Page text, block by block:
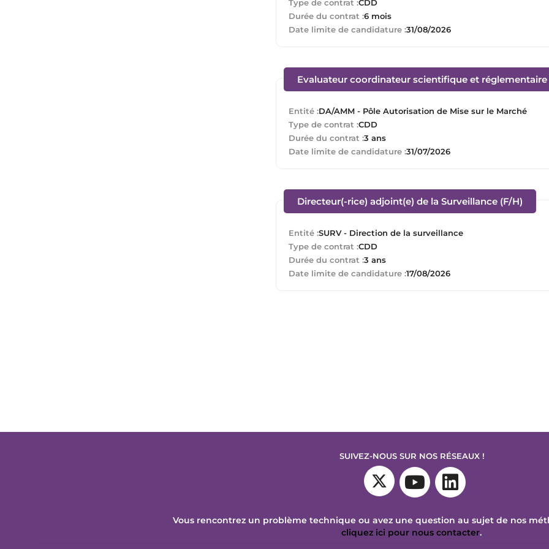
Type de contrat :CDD
Durée du contrat :6 mois
Date limite de candidature :31/08/2026
Evaluateur coordinateur scientifique et réglementaire
Entité :DA/AMM - Pôle Autorisation de Mise sur le Marché
Type de contrat :CDD
Durée du contrat :3 ans
Date limite de candidature :31/07/2026
Directeur(-rice) adjoint(e) de la Surveillance (F/H)
Entité :SURV - Direction de la surveillance
Type de contrat :CDD
Durée du contrat :3 ans
Date limite de candidature :17/08/2026
SUIVEZ-NOUS SUR NOS RÉSEAUX !
Vous rencontrez un problème technique ou avez une question au sujet de nos
cliquez ici pour nous contacter.